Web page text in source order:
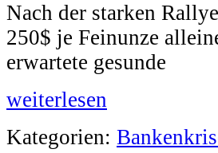
Nach der starken
250$ je Feinunze
erwartete gesunde
weiterlesen
Kategorien: